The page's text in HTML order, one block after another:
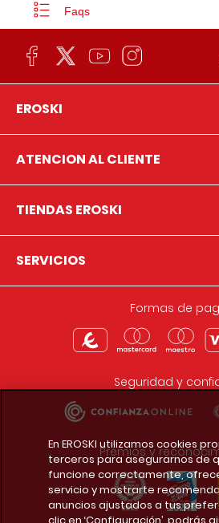
Faqs
EROSKI
ATENCION AL CLIENTE
TIENDAS EROSKI
SERVICIOS
Formas de
Seguridad y
Premios y
En EROSKI utilizamos cookies
terceros para asegurarnos de
funcione correctamente,
servicio y mostrarte
anuncios ajustados a tus
clic en ‘Configuración’, podrás